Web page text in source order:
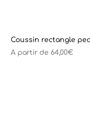
Coussin rectangle
A partir de 64,00€